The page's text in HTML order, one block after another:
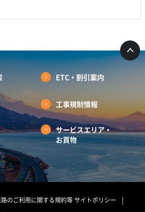
ETC・割引案内
工事規制情報
サービスエリア・
お買物
のご利用に関する規約等サイトポリシー